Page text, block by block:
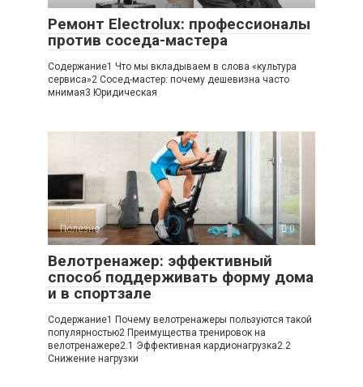
Ремонт Electrolux: профессионалы
против соседа-мастера
Содержание1 Что мы вкладываем в слова «культура
сервиса»2 Сосед-мастер: почему дешевизна часто
мнимая3 Юридическая
Полезно 0
Велотренажер: эффективный
способ поддерживать форму дома
и в спортзале
Содержание1 Почему велотренажеры пользуются такой
популярностью2 Преимущества тренировок на
велотренажере2.1 Эффективная кардионагрузка2.2
Снижение нагрузки